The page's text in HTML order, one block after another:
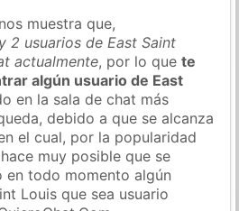
muestra que,
2 usuarios de East Saint
actualmente, por lo quete
algún usuario de East
en la sala de chat más
debido a que se alcanza
el cual, por la popularidad
muy posible que se
en todo momento algún
Louis que sea usuario